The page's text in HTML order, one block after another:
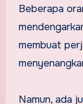
Beberapa
membuat
Namun, ada